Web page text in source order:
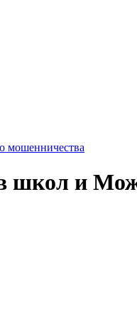
мошенничества
и